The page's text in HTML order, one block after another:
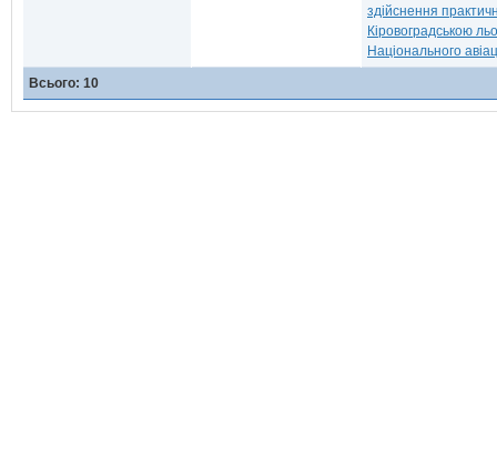
здійснення
Кіровоградською
Національного
Всього: 10